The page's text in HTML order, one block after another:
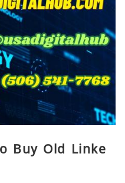
Buy Old Linke